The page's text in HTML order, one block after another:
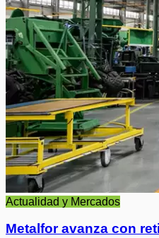
Actualidad y Mercados
Metalfor avanza con